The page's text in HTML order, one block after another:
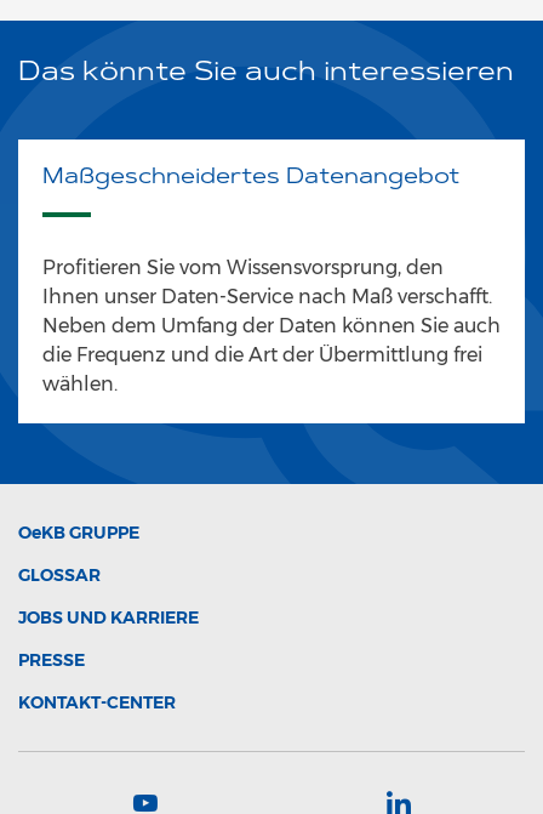
Das könnte Sie auch interessieren
Maßgeschneidertes Datenangebot
Profitieren Sie vom Wissensvorsprung, den
Ihnen unser Daten-Service nach Maß verschafft.
Neben dem Umfang der Daten können Sie auch
die Frequenz und die Art der Übermittlung frei
wählen.
OeKBGRUPPE
GLOSSAR
JOBS UND KARRIERE
PRESSE
KONTAKT-CENTER